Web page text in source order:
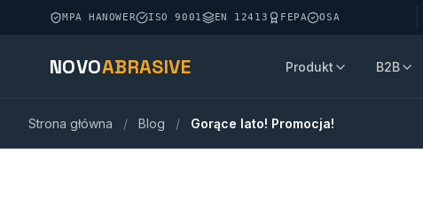
MPA HANOWER ISO 9001 EN 12413 FEPA OSA
NOVOABRASIVE Produkt B2B
Strona główna / Blog / Gorące lato! Promocja!